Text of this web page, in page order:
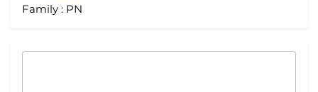
Family : PN